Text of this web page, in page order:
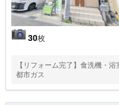
30枚
【リフォーム完了】食洗機・
都市ガス